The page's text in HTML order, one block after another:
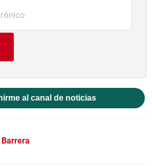
al canal de noticias
Barrera